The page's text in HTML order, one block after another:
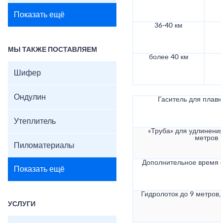
Показать ещё
МЫ ТАКЖЕ ПОСТАВЛЯЕМ
Шифер
Ондулин
Утеплитель
Пиломатериалы
Показать ещё
УСЛУГИ
36-40 км
более 40 км
Гаситель для
«Труба» для
метров
Дополнительное
Гидролоток до 9